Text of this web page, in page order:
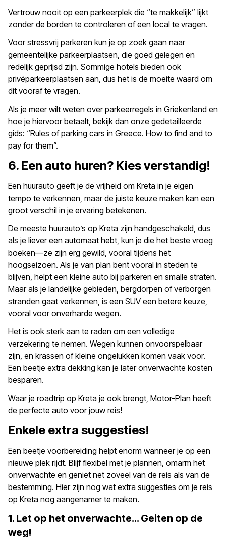
Vertrouw nooit op een parkeerplek die “te makkelijk” lijkt
zonder de borden te controleren of een local te vragen.
Voor stressvrij parkeren kun je op zoek gaan naar
gemeentelijke parkeerplaatsen, die goed gelegen en
redelijk geprijsd zijn. Sommige hotels bieden ook
privéparkeerplaatsen aan, dus het is de moeite waard om
dit vooraf te vragen.
Als je meer wilt weten over parkeerregels in Griekenland en
hoe je hiervoor betaalt, bekijk dan onze gedetailleerde
gids: “Rules of parking cars in Greece. How to find and to
pay for them”.
6. Een auto huren? Kies verstandig!
Een huurauto geeft je de vrijheid om Kreta in je eigen
tempo te verkennen, maar de juiste keuze maken kan een
groot verschil in je ervaring betekenen.
De meeste huurauto’s op Kreta zijn handgeschakeld, dus
als je liever een automaat hebt, kun je die het beste vroeg
boeken—ze zijn erg gewild, vooral tijdens het
hoogseizoen. Als je van plan bent vooral in steden te
blijven, helpt een kleine auto bij parkeren en smalle straten.
Maar als je landelijke gebieden, bergdorpen of verborgen
stranden gaat verkennen, is een SUV een betere keuze,
vooral voor onverharde wegen.
Het is ook sterk aan te raden om een volledige
verzekering te nemen. Wegen kunnen onvoorspelbaar
zijn, en krassen of kleine ongelukken komen vaak voor.
Een beetje extra dekking kan je later onverwachte kosten
besparen.
Waar je roadtrip op Kreta je ook brengt, Motor-Plan heeft
de perfecte auto voor jouw reis!
Enkele extra suggesties!
Een beetje voorbereiding helpt enorm wanneer je op een
nieuwe plek rijdt. Blijf flexibel met je plannen, omarm het
onverwachte en geniet net zoveel van de reis als van de
bestemming. Hier zijn nog wat extra suggesties om je reis
op Kreta nog aangenamer te maken.
1. Let op het onverwachte… Geiten op de
weg!